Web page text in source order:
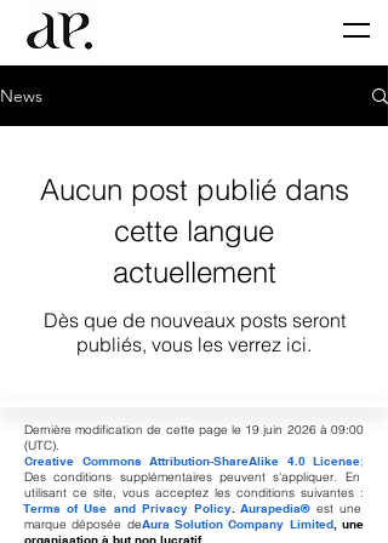
News
Aucun post publié dans
cette langue
actuellement
Dès que de nouveaux posts seront
publiés, vous les verrez ici.
Dernière modification de cette page le 19 juin 2026 à 09:00
(UTC).
Creative Commons Attribution-ShareAlike 4.0 License;
Des conditions supplémentaires peuvent s'appliquer. En
utilisant ce site, vous acceptez les conditions suivantes :
Terms of Use and Privacy Policy .Aurapedia®est une
marque déposée deAura Solution Company Limited, une
organisation à but non lucratif.